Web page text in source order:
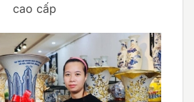
cao cấp